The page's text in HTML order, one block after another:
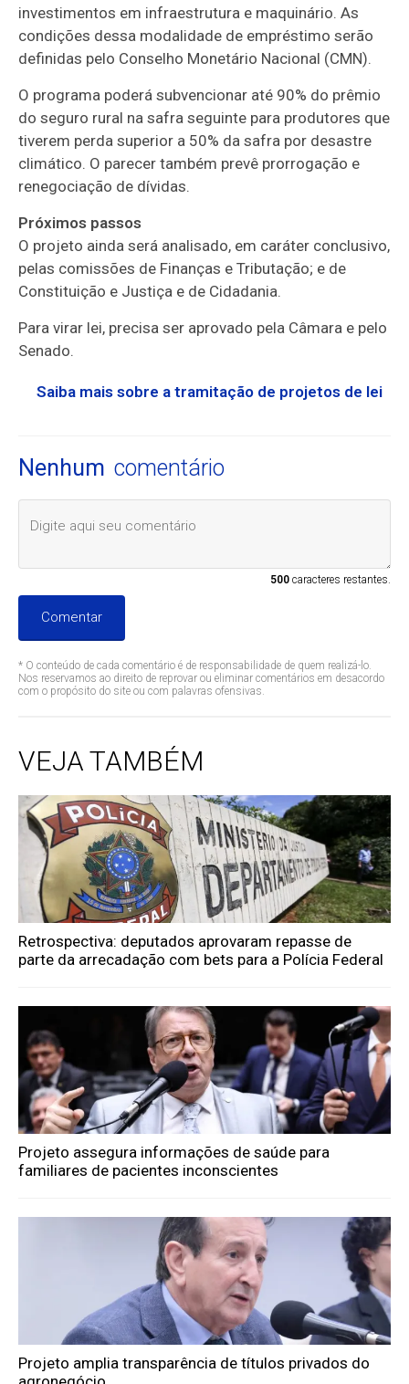
investimentos em infraestrutura e maquinário. As
condições dessa modalidade de empréstimo serão
definidas pelo Conselho Monetário Nacional (CMN).
O programa poderá subvencionar até 90% do prêmio
do seguro rural na safra seguinte para produtores que
tiverem perda superior a 50% da safra por desastre
climático. O parecer também prevê prorrogação e
renegociação de dívidas.
Próximos passos
O projeto ainda será analisado, em caráter conclusivo,
pelas comissões de Finanças e Tributação; e de
Constituição e Justiça e de Cidadania.
Para virar lei, precisa ser aprovado pela Câmara e pelo
Senado.
Saiba mais sobre a tramitação de projetos de lei
Nenhum comentário
500caracteres restantes.
Comentar
* O conteúdo de cada comentário é de responsabilidade de quem realizá-lo.
Nos reservamos ao direito de reprovar ou eliminar comentários em desacordo
com o propósito do site ou com palavras ofensivas.
VEJA TAMBÉM
Retrospectiva: deputados aprovaram repasse de
parte da arrecadação com bets para a Polícia Federal
Projeto assegura informações de saúde para
familiares de pacientes inconscientes
Projeto amplia transparência de títulos privados do